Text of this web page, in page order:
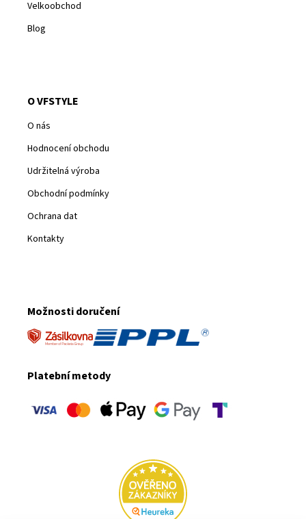
Velkoobchod
Blog
O VFSTYLE
O nás
Hodnocení obchodu
Udržitelná výroba
Obchodní podmínky
Ochrana dat
Kontakty
Možnosti doručení
Platební metody